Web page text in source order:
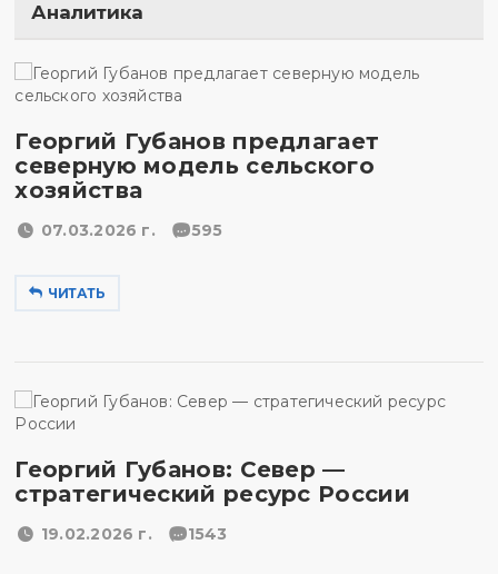
Аналитика
Георгий Губанов предлагает
северную модель сельского
хозяйства
07.03.2026 г. 595
ЧИТАТЬ
Георгий Губанов: Север —
стратегический ресурс России
19.02.2026 г. 1543